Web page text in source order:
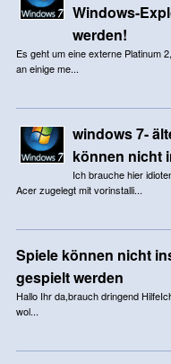
Windows-
werden!
Es geht um eine externe Platinum
an einige me...
windows 7-
können nicht
Ich brauche hier
Acer zugelegt mit vorinstalli...
Spiele können nicht
gespielt werden
Hallo Ihr da,brauch dringend
wol...